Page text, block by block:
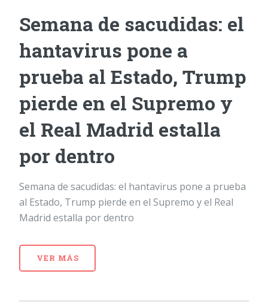
Semana de sacudidas: el
hantavirus pone a
prueba al Estado, Trump
pierde en el Supremo y
el Real Madrid estalla
por dentro
Semana de sacudidas: el hantavirus pone a prueba
al Estado, Trump pierde en el Supremo y el Real
Madrid estalla por dentro
VER MÁS